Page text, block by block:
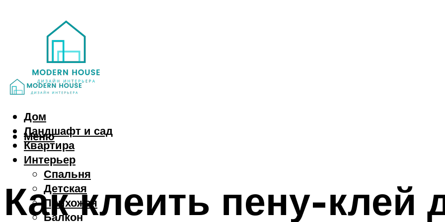
Дом
Ландшафт и сад
Квартира
Интерьер
Спальня
Детская
Прихожая
Балкон
Меню
Как клеить пену-клей